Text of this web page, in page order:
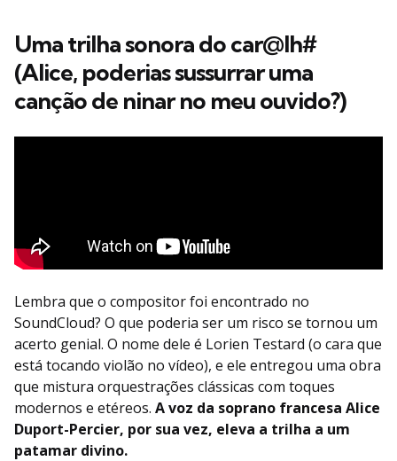
Uma trilha sonora do car@lh#
(Alice, poderias sussurrar uma
canção de ninar no meu ouvido?)
Lembra que o compositor foi encontrado no
SoundCloud? O que poderia ser um risco se tornou um
acerto genial. O nome dele é Lorien Testard (o cara que
está tocando violão no vídeo), e ele entregou uma obra
que mistura orquestrações clássicas com toques
modernos e etéreos. A voz da soprano francesa Alice
Duport-Percier, por sua vez, eleva a trilha a um
patamar divino.